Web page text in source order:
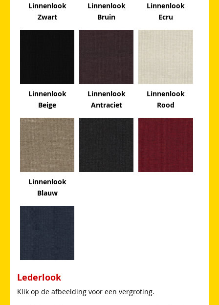
Linnenlook
Zwart
Linnenlook
Bruin
Linnenlook
Ecru
Linnenlook
Beige
Linnenlook
Antraciet
Linnenlook
Rood
Linnenlook
Blauw
Lederlook
Klik op de afbeelding voor een vergroting.